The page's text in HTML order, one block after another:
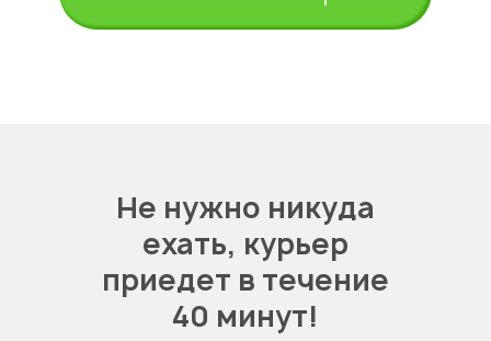
Не нужно никуда
ехать, курьер
приедет в течение
40 минут!